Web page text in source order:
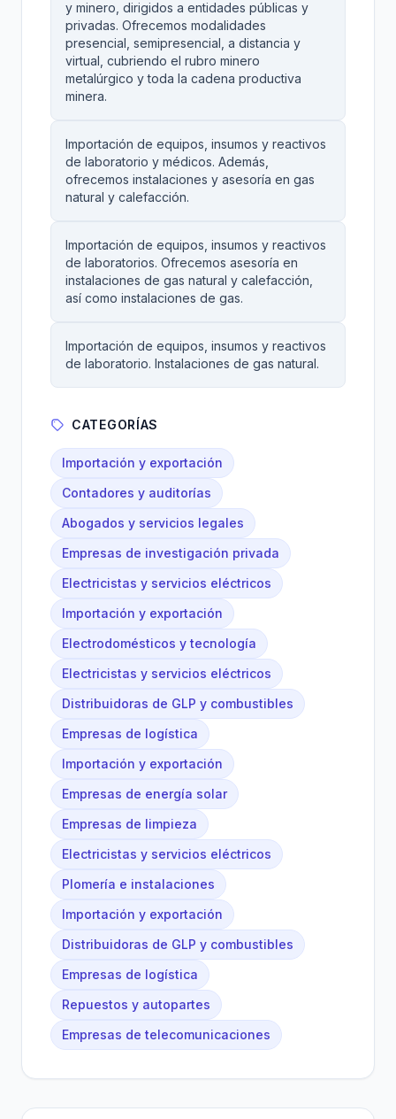
y minero, dirigidos a entidades públicas y
privadas. Ofrecemos modalidades
presencial, semipresencial, a distancia y
virtual, cubriendo el rubro minero
metalúrgico y toda la cadena productiva
minera.
Importación de equipos, insumos y reactivos
de laboratorio y médicos. Además,
ofrecemos instalaciones y asesoría en gas
natural y calefacción.
Importación de equipos, insumos y reactivos
de laboratorios. Ofrecemos asesoría en
instalaciones de gas natural y calefacción,
así como instalaciones de gas.
Importación de equipos, insumos y reactivos
de laboratorio. Instalaciones de gas natural.
CATEGORÍAS
Importación y exportación
Contadores y auditorías
Abogados y servicios legales
Empresas de investigación privada
Electricistas y servicios eléctricos
Importación y exportación
Electrodomésticos y tecnología
Electricistas y servicios eléctricos
Distribuidoras de GLP y combustibles
Empresas de logística
Importación y exportación
Empresas de energía solar
Empresas de limpieza
Electricistas y servicios eléctricos
Plomería e instalaciones
Importación y exportación
Distribuidoras de GLP y combustibles
Empresas de logística
Repuestos y autopartes
Empresas de telecomunicaciones